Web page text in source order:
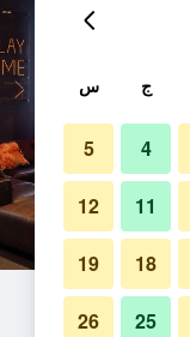
ج س
4
5
11
12
18
19
25
26